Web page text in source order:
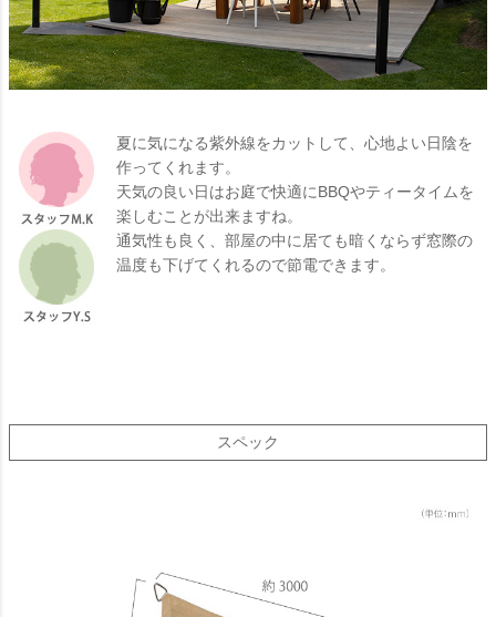
夏に気になる紫外線をカットして、心地よい日陰を
作ってくれます。
天気の良い日はお庭で快適にBBQやティータイムを
楽しむことが出来ますね。
通気性も良く、部屋の中に居ても暗くならず窓際の
温度も下げてくれるので節電できます。
スペック